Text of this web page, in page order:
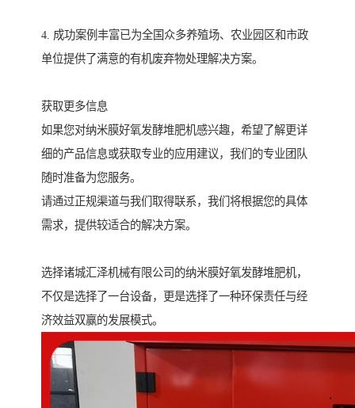
4. 成功案例丰富已为全国众多养殖场、农业园区和市政
单位提供了满意的有机废弃物处理解决方案。
获取更多信息
如果您对纳米膜好氧发酵堆肥机感兴趣，希望了解更详
细的产品信息或获取专业的应用建议，我们的专业团队
随时准备为您服务。
请通过正规渠道与我们取得联系，我们将根据您的具体
需求，提供较适合的解决方案。
选择诸城汇泽机械有限公司的纳米膜好氧发酵堆肥机，
不仅是选择了一台设备，更是选择了一种环保责任与经
济效益双赢的发展模式。